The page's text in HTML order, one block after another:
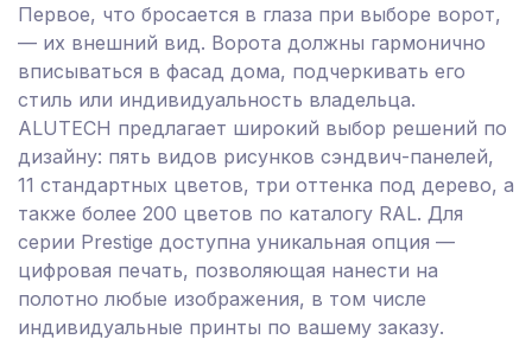
Первое, что бросается в глаза при выборе ворот,
— их внешний вид. Ворота должны гармонично
вписываться в фасад дома, подчеркивать его
стиль или индивидуальность владельца.
ALUTECH предлагает широкий выбор решений по
дизайну: пять видов рисунков сэндвич-панелей,
11 стандартных цветов, три оттенка под дерево, а
также более 200 цветов по каталогу RAL. Для
серии Prestige доступна уникальная опция —
цифровая печать, позволяющая нанести на
полотно любые изображения, в том числе
индивидуальные принты по вашему заказу.